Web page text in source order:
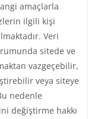
amaçlarla
ilgili kişi
Veri
sitede ve
vazgeçebilir,
veya siteye
nedenle
değiştirme hakkı